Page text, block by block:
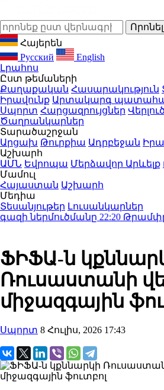
Հայերեն
Русский
English
Լրահոս
Ըստ թեմաների
Քաղաքական Հասարակություն
Իրավունք Արտակարգ
Սպորտ Հարցազրույցներ
Ծաղրանկարներ
Տարածաշրջան
Արցախ Թուրքիա Ադրբեջան
Աշխարհ
ԱՄՆ Եվրոպա Մերձավոր Արևելք
Մամուլ
Հայաստան Աշխարհ
Մեդիա
Տեսանյութեր Լուսանկարներ
ներմուծմանը22:20Թրամփը
ՖԻՖԱ-ն
Ռուսաստանի
միջազգային
Սպորտ 8 Հուլիս, 2026 17:43